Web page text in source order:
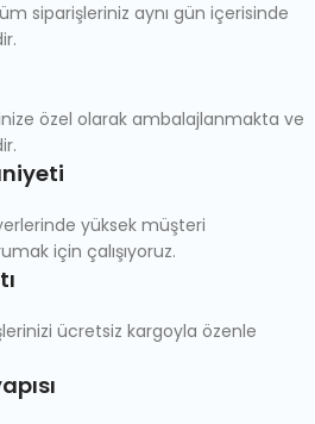
siparişleriniz aynı gün içerisinde
özel olarak ambalajlanmakta ve
yüksek müşteri
için çalışıyoruz.
ücretsiz kargoyla özenle